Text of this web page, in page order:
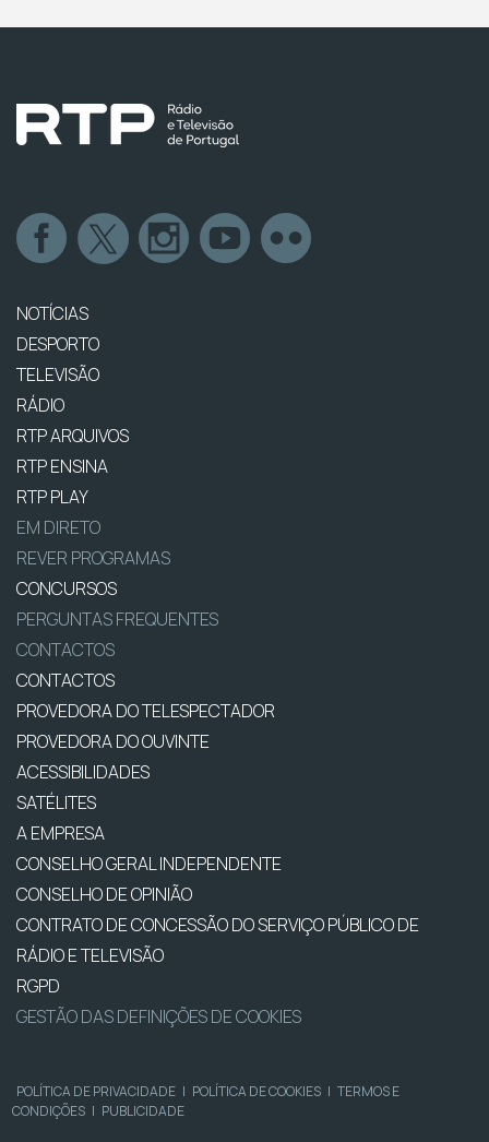
NOTÍCIAS
DESPORTO
TELEVISÃO
RÁDIO
RTP ARQUIVOS
RTP ENSINA
RTP PLAY
EM DIRETO
REVER PROGRAMAS
CONCURSOS
PERGUNTAS FREQUENTES
CONTACTOS
CONTACTOS
PROVEDORA DO TELESPECTADOR
PROVEDORA DO OUVINTE
ACESSIBILIDADES
SATÉLITES
A EMPRESA
CONSELHO GERAL INDEPENDENTE
CONSELHO DE OPINIÃO
CONTRATO DE CONCESSÃO DO SERVIÇO PÚBLICO DE
RÁDIO E TELEVISÃO
RGPD
GESTÃO DAS DEFINIÇÕES DE COOKIES
POLÍTICA DE PRIVACIDADE | POLÍTICA DE COOKIES | TERMOS E
CONDIÇÕES | PUBLICIDADE